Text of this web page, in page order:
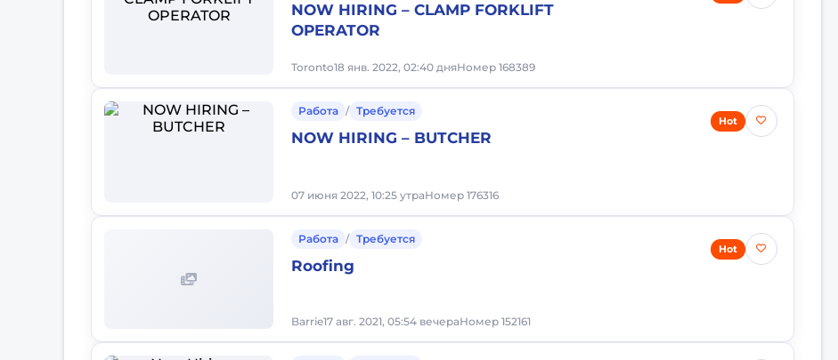
NOW HIRING – CLAMP FORKLIFT
OPERATOR
Toronto18 янв. 2022, 02:40 дняНомер 168389
Работа / Требуется
NOW HIRING – BUTCHER
07 июня 2022, 10:25 утраНомер 176316
Hot
Работа / Требуется
Roofing
Barrie17 авг. 2021, 05:54 вечераНомер 152161
Hot